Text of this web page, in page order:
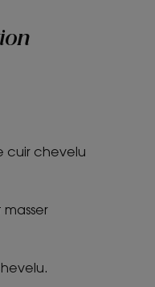
cuir chevelu